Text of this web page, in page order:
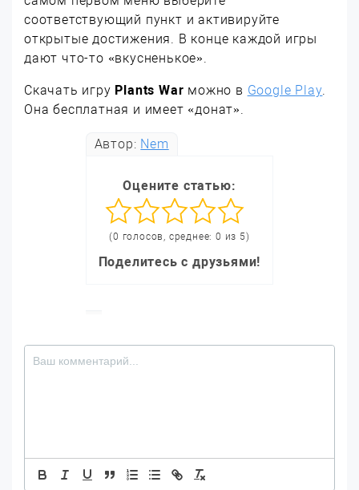
соответствующий пункт и активируйте
открытые достижения. В конце каждой игры
дают что-то «вкусненькое».
Скачать игру Plants War можно в Google Play.
Она бесплатная и имеет «донат».
Автор: Nem
Оцените статью:
(0 голосов, среднее: 0 из 5)
Поделитесь с друзьями!